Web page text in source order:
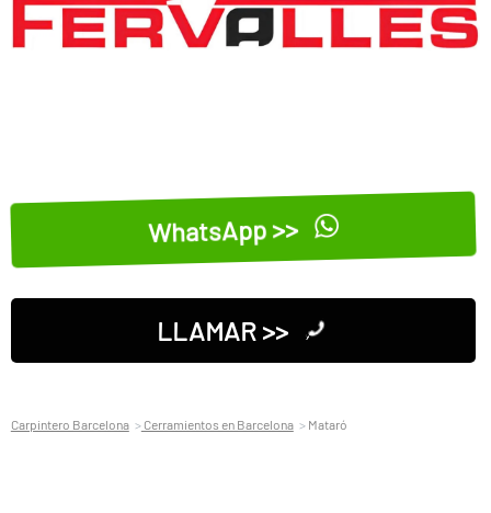
WhatsApp >>
LLAMAR >>
Carpintero Barcelona Cerramientos en Barcelona Mataró